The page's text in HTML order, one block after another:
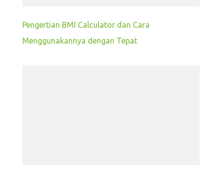
Pengertian BMI Calculator dan Cara
Menggunakannya dengan Tepat